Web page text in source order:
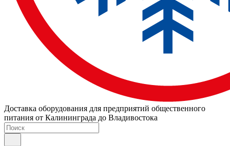
Доставка оборудования для предприятий общественного
питания от Калининграда до Владивостока